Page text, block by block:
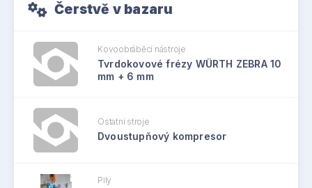
Čerstvě v bazaru
Kovoobráběcí nástroje
Tvrdokovové frézy WÜRTH ZEBRA 10
mm + 6 mm
Ostatní stroje
Dvoustupňový kompresor
Pily